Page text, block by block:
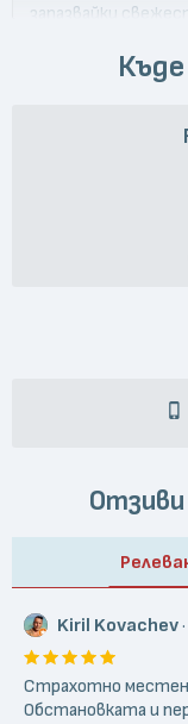
запазвайки
Kiril Kovachev·
Страхотно
Обстановката и